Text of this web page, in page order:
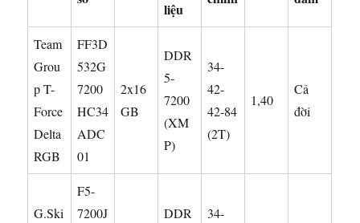
liệu
Team
Grou
p T-
Force
Delta
RGB
FF3D
532G
7200
HC34
ADC
01
2x16
GB
DDR
5-
7200
(XM
P)
34-
42-
42-84
(2T)
1,40
Cả
đời
G.Ski
F5-
7200J
DDR
34-